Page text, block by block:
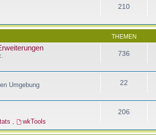
210
THEMEN
736
Umgebung 22
wkTools
206